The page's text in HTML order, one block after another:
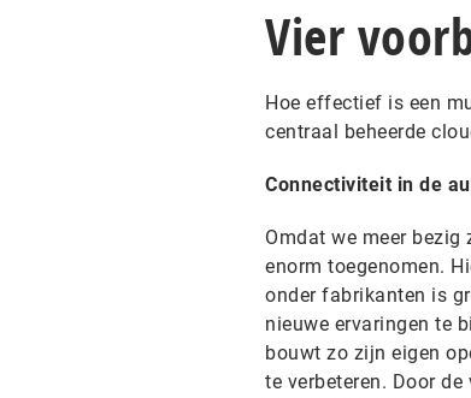
Vier
Hoe effectief is een
centraal beheerde
Connectiviteit in de
Omdat we meer bezig
enorm toegenomen.
onder fabrikanten is
nieuwe ervaringen te
bouwt zo zijn eigen
te verbeteren. Door